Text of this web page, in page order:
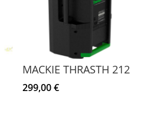
MACKIE THRASTH 212
299,00€